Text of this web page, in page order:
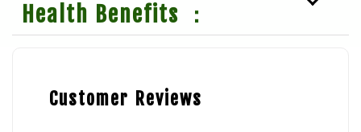
Health Benefits ：
Customer Reviews